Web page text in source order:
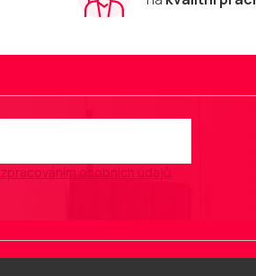
zpracováním osobních údajů.